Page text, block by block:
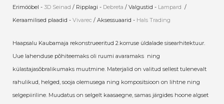
Erimööbel - 3D Seinad / Ripplagi - Debreta / Valgustid - Lampard /
Keraamilised plaadid - Vivarec / Aksessuaarid - Hals Trading
Haapsalu Kaubamaja rekonstrueeritud 2.korruse üldalade sisearhitektuur.
Uue lahenduse põhiteemaks oli ruumi avaramaks ning
külastajasõbralikumaks muutmine. Materjalid on valitud sellest tulenevalt
rahulikud, helged, sooja olemusega ning kompositsioon on lihtne ning
selgepiiriline. Muudatus on selgelt kaasaegne, samas järgides hoone algset